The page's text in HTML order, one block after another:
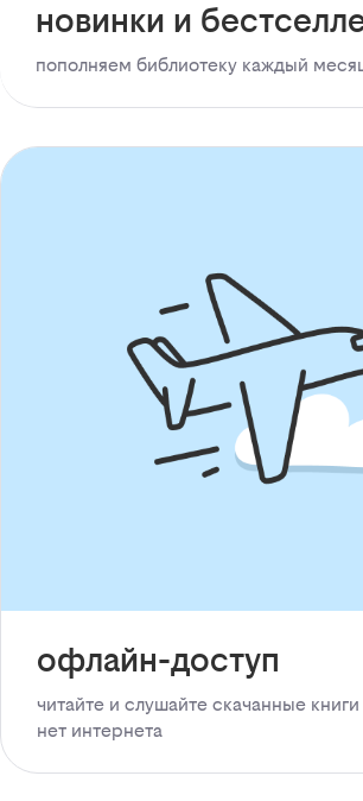
новинки и
пополняем библиотеку каждый
офлайн-доступ
читайте и слушайте скачанные
нет интернета